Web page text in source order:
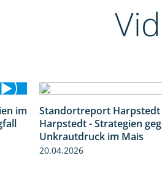
im
Standortreport
Harpstedt - Strategien
Unkrautdruck im Mais
20.04.2026